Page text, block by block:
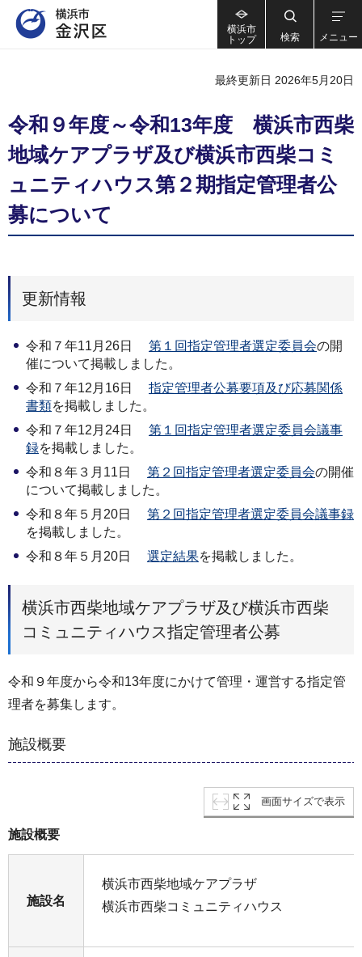
横浜市
トップ
検索 メニュー
最終更新日 2026年5月20日
令和９年度～令和13年度 横浜市西柴
地域ケアプラザ及び横浜市西柴コミ
ュニティハウス第２期指定管理者公
募について
更新情報
令和７年11月26日 第１回指定管理者選定委員会の開
催について掲載しました。
令和７年12月16日 指定管理者公募要項及び応募関係
書類を掲載しました。
令和７年12月24日 第１回指定管理者選定委員会議事
録を掲載しました。
令和８年３月11日 第２回指定管理者選定委員会の開催
について掲載しました。
令和８年５月20日 第２回指定管理者選定委員会議事録
を掲載しました。
令和８年５月20日 選定結果を掲載しました。
横浜市西柴地域ケアプラザ及び横浜市西柴
コミュニティハウス指定管理者公募
令和９年度から令和13年度にかけて管理・運営する指定管
理者を募集します。
施設概要
画面サイズで表示
施設概要
施設名
横浜市西柴地域ケアプラザ
横浜市西柴コミュニティハウス